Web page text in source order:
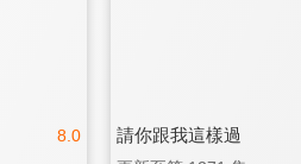
8.0 請你跟我這樣過